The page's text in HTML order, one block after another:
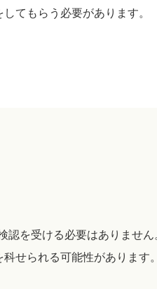
てもらう必要があります。
を受ける必要はありません
せられる可能性があります。